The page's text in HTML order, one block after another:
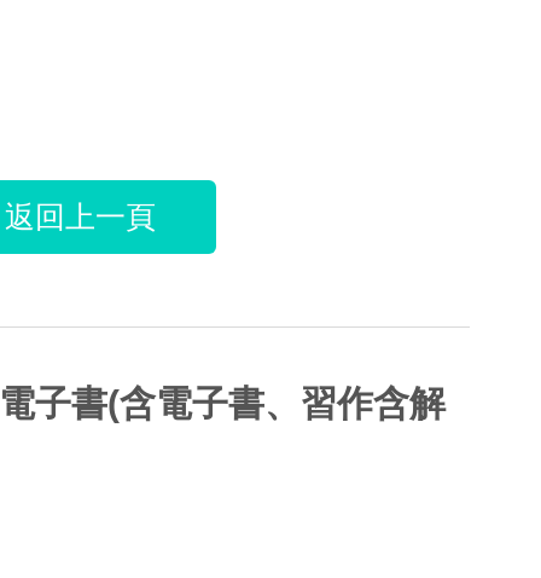
返回上一頁
子書(含電子書、習作含解